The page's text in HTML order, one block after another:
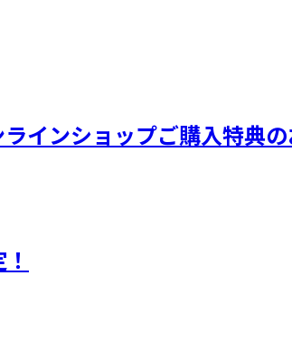
インショップご購入特典